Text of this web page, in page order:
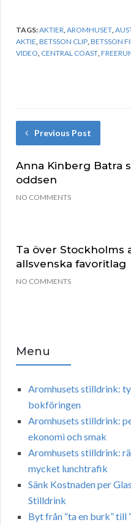
TAGS:AKTIER AROMHUSET
AKTIE BETSSON CLIP BETSSON
VIDEO CENTRAL COAST
Previous Post
Anna Kinberg Batra
oddsen
NO COMMENTS
Ta över Stockholms
allsvenska favoritlag
NO COMMENTS
Menu
Aromhusets stilldrink:
bokföringen
Aromhusets stilldrink:
ekonomi och smak
Aromhusets stilldrink:
mycket lunchtrafik
Sänk Kostnaden per
Stilldrink
Byt från “ta en burk” till